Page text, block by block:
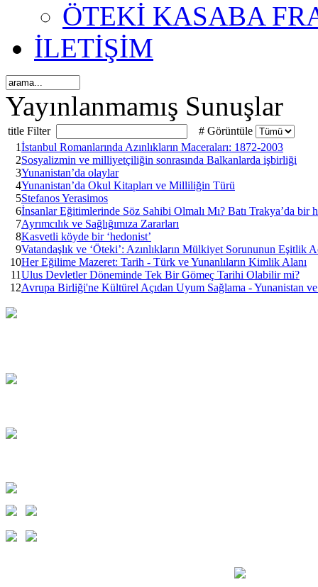
ÖTEKİ KASABA
İLETİŞİM
Yayınlanmamış Sunuşlar
title Filter
# Görüntüle
1İstanbul Romanlarında Azınlıkların Maceraları: 1872-2003
2Sosyalizmin ve milliyetçiliğin sonrasında Balkanlarda işbirliği
3Yunanistan’da olaylar
4Yunanistan’da Okul Kitapları ve Milliliğin Türü
5Stefanos Yerasimos
6İnsanlar Eğitimlerinde Söz Sahibi Olmalı Mı? Batı Trakya’da bir
7Ayrımcılık ve Sağlığımıza Zararları
8Kasvetli köyde bir ‘hedonist’
9Vatandaşlık ve ‘Öteki’: Azınlıkların Mülkiyet Sorununun Eşitlik
10Her Eğilime Mazeret: Tarih - Türk ve Yunanlıların Kimlik Alanı
11Ulus Devletler Döneminde Tek Bir Gömeç Tarihi Olabilir mi?
12Avrupa Birliği'ne Kültürel Açıdan Uyum Sağlama - Yunanistan